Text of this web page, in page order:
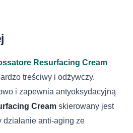
Resurfacing Cream
treściwy i odżywczy.
i zapewnia antyoksydacyjną
Cream skierowany jest
anti-aging ze